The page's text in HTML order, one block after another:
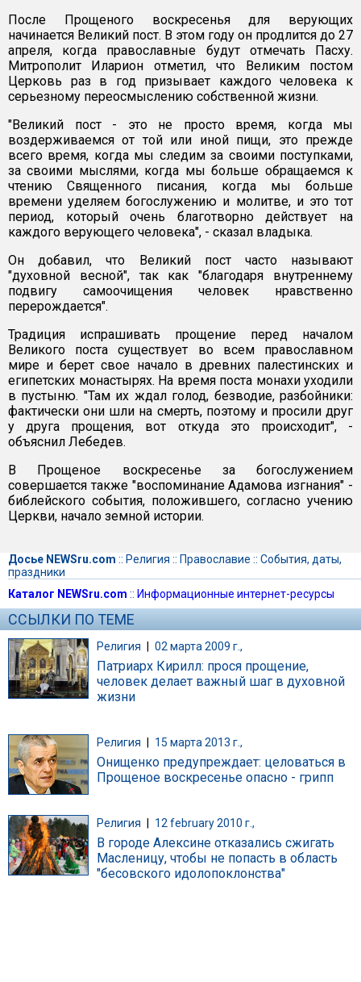
После Прощеного воскресенья для верующих
начинается Великий пост. В этом году он продлится до 27
апреля, когда православные будут отмечать Пасху.
Митрополит Иларион отметил, что Великим постом
Церковь раз в год призывает каждого человека к
серьезному переосмыслению собственной жизни.
"Великий пост - это не просто время, когда мы
воздерживаемся от той или иной пищи, это прежде
всего время, когда мы следим за своими поступками,
за своими мыслями, когда мы больше обращаемся к
чтению Священного писания, когда мы больше
времени уделяем богослужению и молитве, и это тот
период, который очень благотворно действует на
каждого верующего человека", - сказал владыка.
Он добавил, что Великий пост часто называют
"духовной весной", так как "благодаря внутреннему
подвигу самоочищения человек нравственно
перерождается".
Традиция испрашивать прощение перед началом
Великого поста существует во всем православном
мире и берет свое начало в древних палестинских и
египетских монастырях. На время поста монахи уходили
в пустыню. "Там их ждал голод, безводие, разбойники:
фактически они шли на смерть, поэтому и просили друг
у друга прощения, вот откуда это происходит", -
объяснил Лебедев.
В Прощеное воскресенье за богослужением
совершается также "воспоминание Адамова изгнания" -
библейского события, положившего, согласно учению
Церкви, начало земной истории.
Досье NEWSru.com :: Религия :: Православие :: События, даты,
праздники
Каталог NEWSru.com :: Информационные интернет-ресурсы
ССЫЛКИ ПО ТЕМЕ
Религия | 02 марта 2009 г.,
Патриарх Кирилл: прося прощение,
человек делает важный шаг в духовной
жизни
Религия 15 марта 2013 г.,
Онищенко предупреждает: целоваться в
Прощеное воскресенье опасно - грипп
Религия 12 february 2010 г.,
В городе Алексине отказались сжигать
Масленицу, чтобы не попасть в область
"бесовского идолопоклонства"